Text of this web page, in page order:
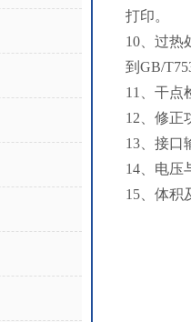
打印。
10、过热
到GB/
11、干点
12、修正
13、接口
14、电压
15、体积